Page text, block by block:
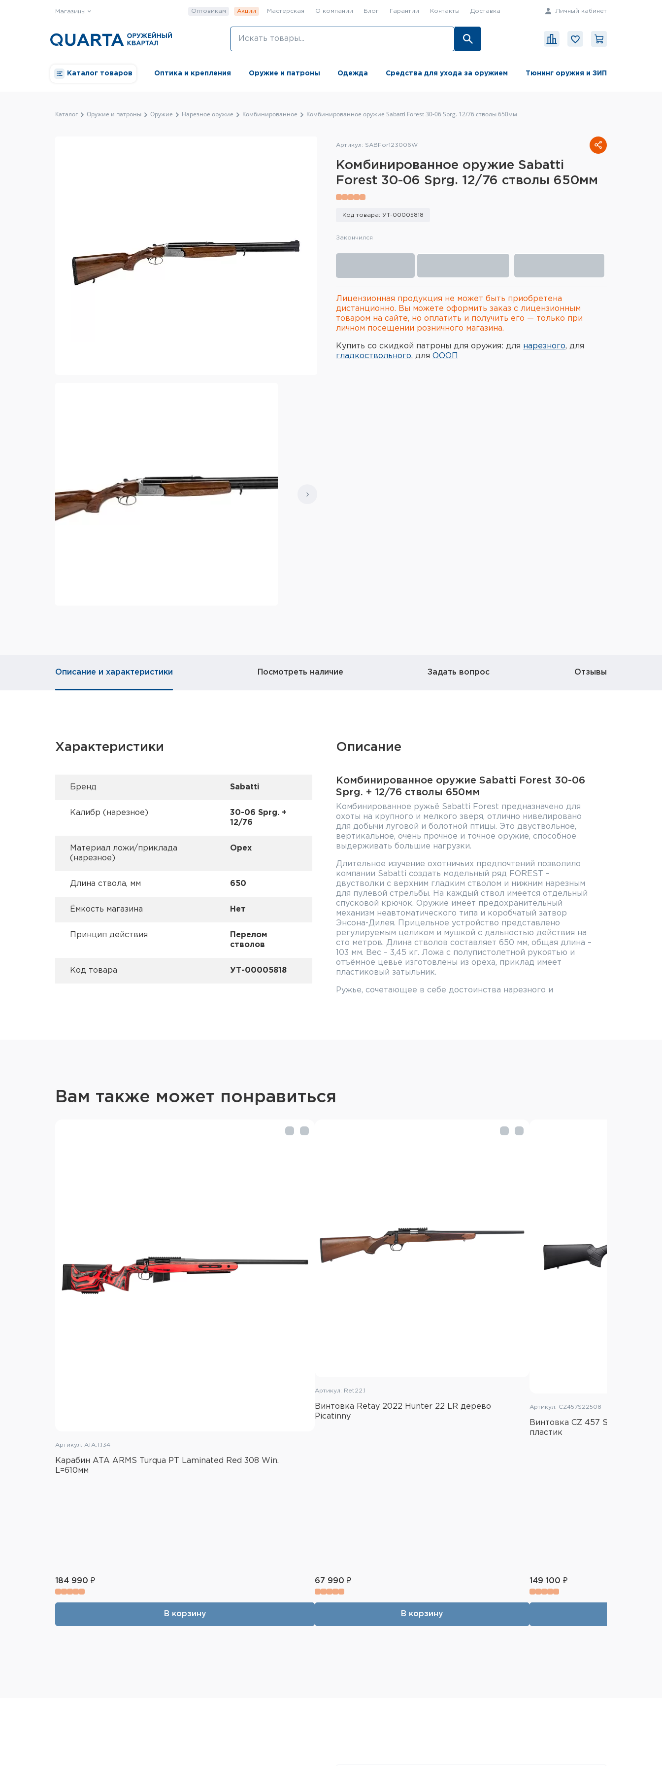
Магазины Оптовикам Акции Мастерская О компании Блог Гарантии Контакты Доставка Личный кабинет
Каталог товаров Оптика и крепления Оружие и патроны Одежда Средства для ухода за оружием Тюнинг оружия и ЗИП
Каталог Оружие и патроны Оружие Нарезное оружие Комбинированное Комбинированное оружие Sabatti Forest 30-06 Sprg. 12/76 стволы 650мм
Артикул: SABFor123006W
Комбинированное оружие Sabatti
Forest 30-06 Sprg. 12/76 стволы 650мм
Код товара: УТ-00005818
Закончился
Лицензионная продукция не может быть приобретена
дистанционно. Вы можете оформить заказ с лицензионным
товаром на сайте, но оплатить и получить его — только при
личном посещении розничного магазина.
Купить со скидкой патроны для оружия: для нарезного, для
гладкоствольного, для ОООП
Описание и характеристики Посмотреть наличие Задать вопрос Отзывы
Характеристики
Брeнд Sabatti
Калибр (нарезное)
30-06 Sprg. +
12/76
Материал ложи/приклада
(нарезное)
Орех
Длина ствола, мм 650
Ёмкость магазина Нет
Принцип действия
Перелом
стволов
Код товара УТ-00005818
Описание
Комбинированное оружие Sabatti Forest 30-06
Sprg. + 12/76 стволы 650мм
Комбинированное ружьё Sabatti Forest предназначено для
охоты на крупного и мелкого зверя, отлично нивелировано
для добычи луговой и болотной птицы. Это двуствольное,
вертикальное, очень прочное и точное оружие, способное
выдерживать большие нагрузки.
Длительное изучение охотничьих предпочтений позволило
компании Sabatti создать модельный ряд FOREST –
двустволки с верхним гладким стволом и нижним нарезным
для пулевой стрельбы. На каждый ствол имеется отдельный
спусковой крючок. Оружие имеет предохранительный
механизм неавтоматического типа и коробчатый затвор
Энсона-Дилея. Прицельное устройство представлено
регулируемым целиком и мушкой с дальностью действия на
сто метров. Длина стволов составляет 650 мм, общая длина –
103 мм. Вес – 3,45 кг. Ложа с полупистолетной рукоятью и
отъёмное цевье изготовлены из ореха, приклад имеет
пластиковый затыльник.
Ружье, сочетающее в себе достоинства нарезного и
Вам также может понравиться
Артикул: ATA.T.134
Карабин ATA ARMS Turqua PT Laminated Red 308 Win.
L=610мм
184 990 ₽
В корзину
Артикул: Ret22.1
Винтовка Retay 2022 Hunter 22 LR дерево
Picatinny
67 990 ₽
В корзину
Артикул: CZ457S22508
Винтовка CZ 457 Synthetic Still
пластик
149 100 ₽